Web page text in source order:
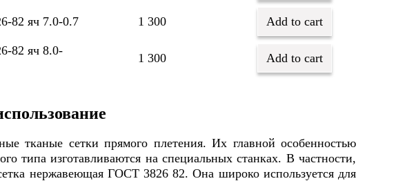
82 яч 7.0-0.7 1 300 Add to cart
82 яч 8.0-
1 300 Add to cart
тканые сетки прямого плетения. Их главной особенностью
типа изготавливаются на специальных станках. В частности,
нержавеющая ГОСТ 3826 82. Она широко используется для